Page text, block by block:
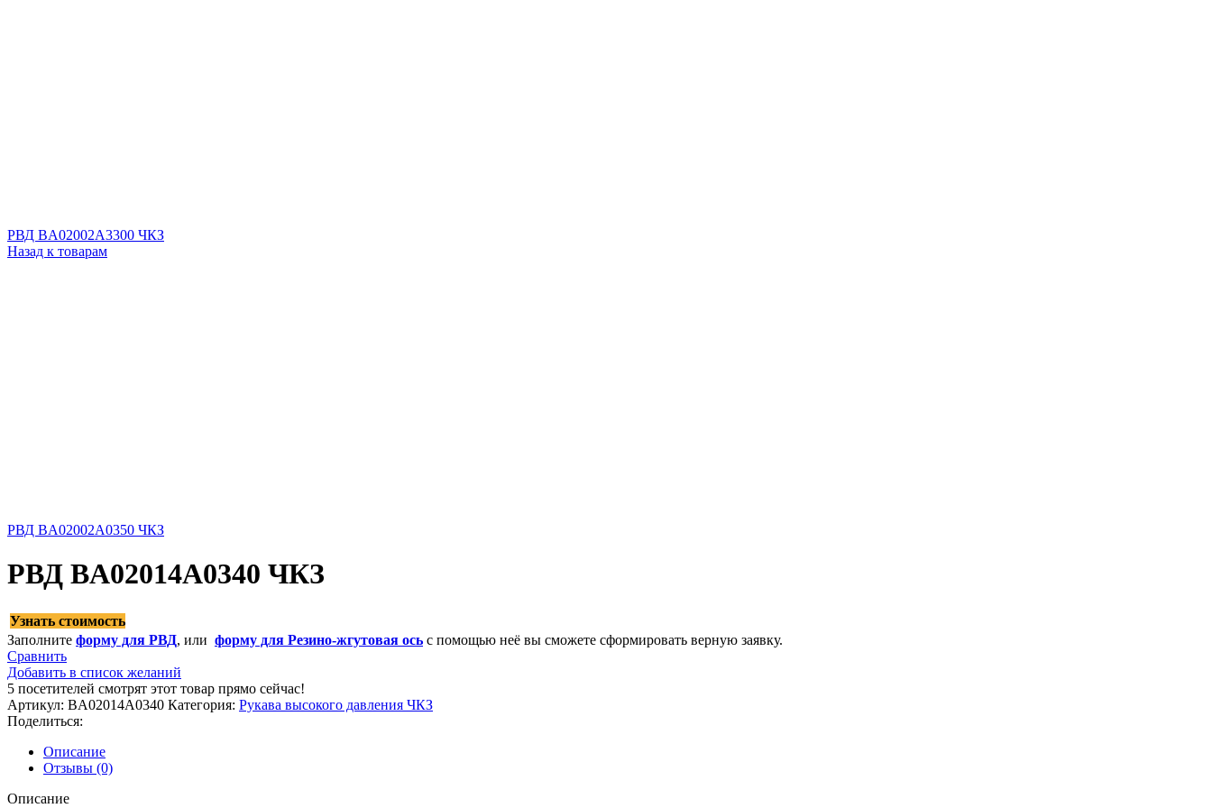
РВД BA02002A3300 ЧКЗ
Назад к товарам
РВД BA02002A0350 ЧКЗ
РВД BA02014A0340 ЧКЗ
Узнать стоимость
Заполните форму для РВД, или форму для Резино-жгутовая ось с помощью неё вы сможете сформировать верную заявку.
Сравнить
Добавить в список желаний
5 посетителей смотрят этот товар прямо сейчас!
Артикул: BA02014A0340 Категория: Рукава высокого давления ЧКЗ
Поделиться:
Описание
Отзывы (0)
Описание